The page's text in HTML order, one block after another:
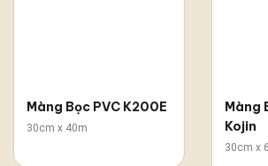
Màng Bọc PVC K200E
30cm x 40m
Màng
Kojin
30cm x